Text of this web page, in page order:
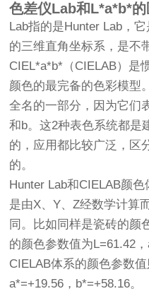
色差仪Lab和L*a*b*的
Lab指的是Hunter Lab，
的三维直角坐标系，是不
CIEL*a*b*（CIELAB）是
颜色的最完备的色彩模型
全名的一部分，因为它们
和b。这2种表色系统都是
的，应用都比较广泛，区
的。
Hunter Lab和CIELAB颜
是由X、Y、Z经数学计算
同。比如同样是瓷砖的
的颜色参数值为L=61.42
CIELAB体系的颜色参数值
a*=+19.56，b*=+58.16。